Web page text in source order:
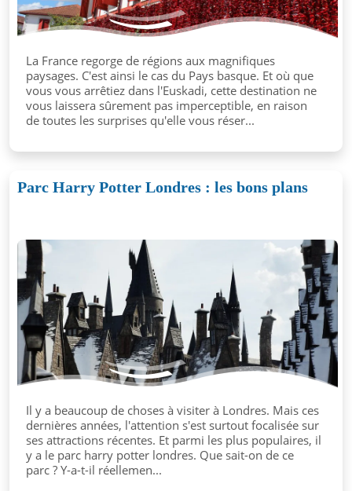
La France regorge de régions aux magnifiques
paysages. C'est ainsi le cas du Pays basque. Et où que
vous vous arrêtiez dans l'Euskadi, cette destination ne
vous laissera sûrement pas imperceptible, en raison
de toutes les surprises qu'elle vous réser...
Parc Harry Potter Londres : les bons plans
Il y a beaucoup de choses à visiter à Londres. Mais ces
dernières années, l'attention s'est surtout focalisée sur
ses attractions récentes. Et parmi les plus populaires, il
y a le parc harry potter londres. Que sait-on de ce
parc ? Y-a-t-il réellemen...